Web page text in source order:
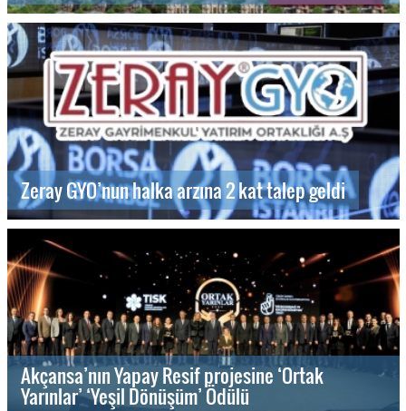
Zeray GYO’nun halka arzına 2 kat talep geldi
Akçansa’nın Yapay Resif projesine ‘Ortak
Yarınlar’ ‘Yeşil Dönüşüm’ Ödülü